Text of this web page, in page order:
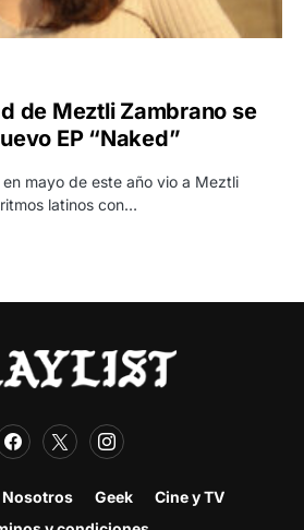
de Meztli Zambrano se
EP “Naked”
mayo de este año vio a Meztli
latinos con…
Nosotros Geek
Cine y TV